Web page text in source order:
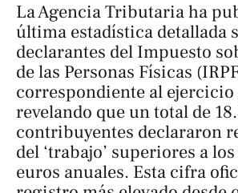
La Agencia Tributaria ha
última estadística detallada
declarantes del Impuesto
de las Personas Físicas
correspondiente al ejercicio
revelando que un total de
contribuyentes declararon
del ‘trabajo’ superiores a
euros anuales. Esta cifra